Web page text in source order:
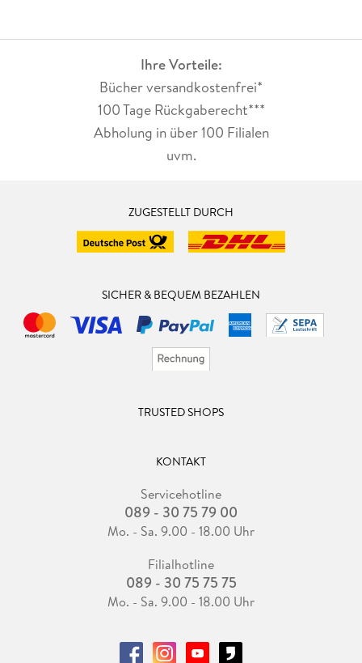
Ihre Vorteile:
Bücher versandkostenfrei*
100 Tage Rückgaberecht***
Abholung in über 100 Filialen
uvm.
ZUGESTELLT DURCH
SICHER & BEQUEM BEZAHLEN
TRUSTED SHOPS
KONTAKT
Servicehotline
089 - 30 75 79 00
Mo. - Sa. 9.00 - 18.00 Uhr
Filialhotline
089 - 30 75 75 75
Mo. - Sa. 9.00 - 18.00 Uhr